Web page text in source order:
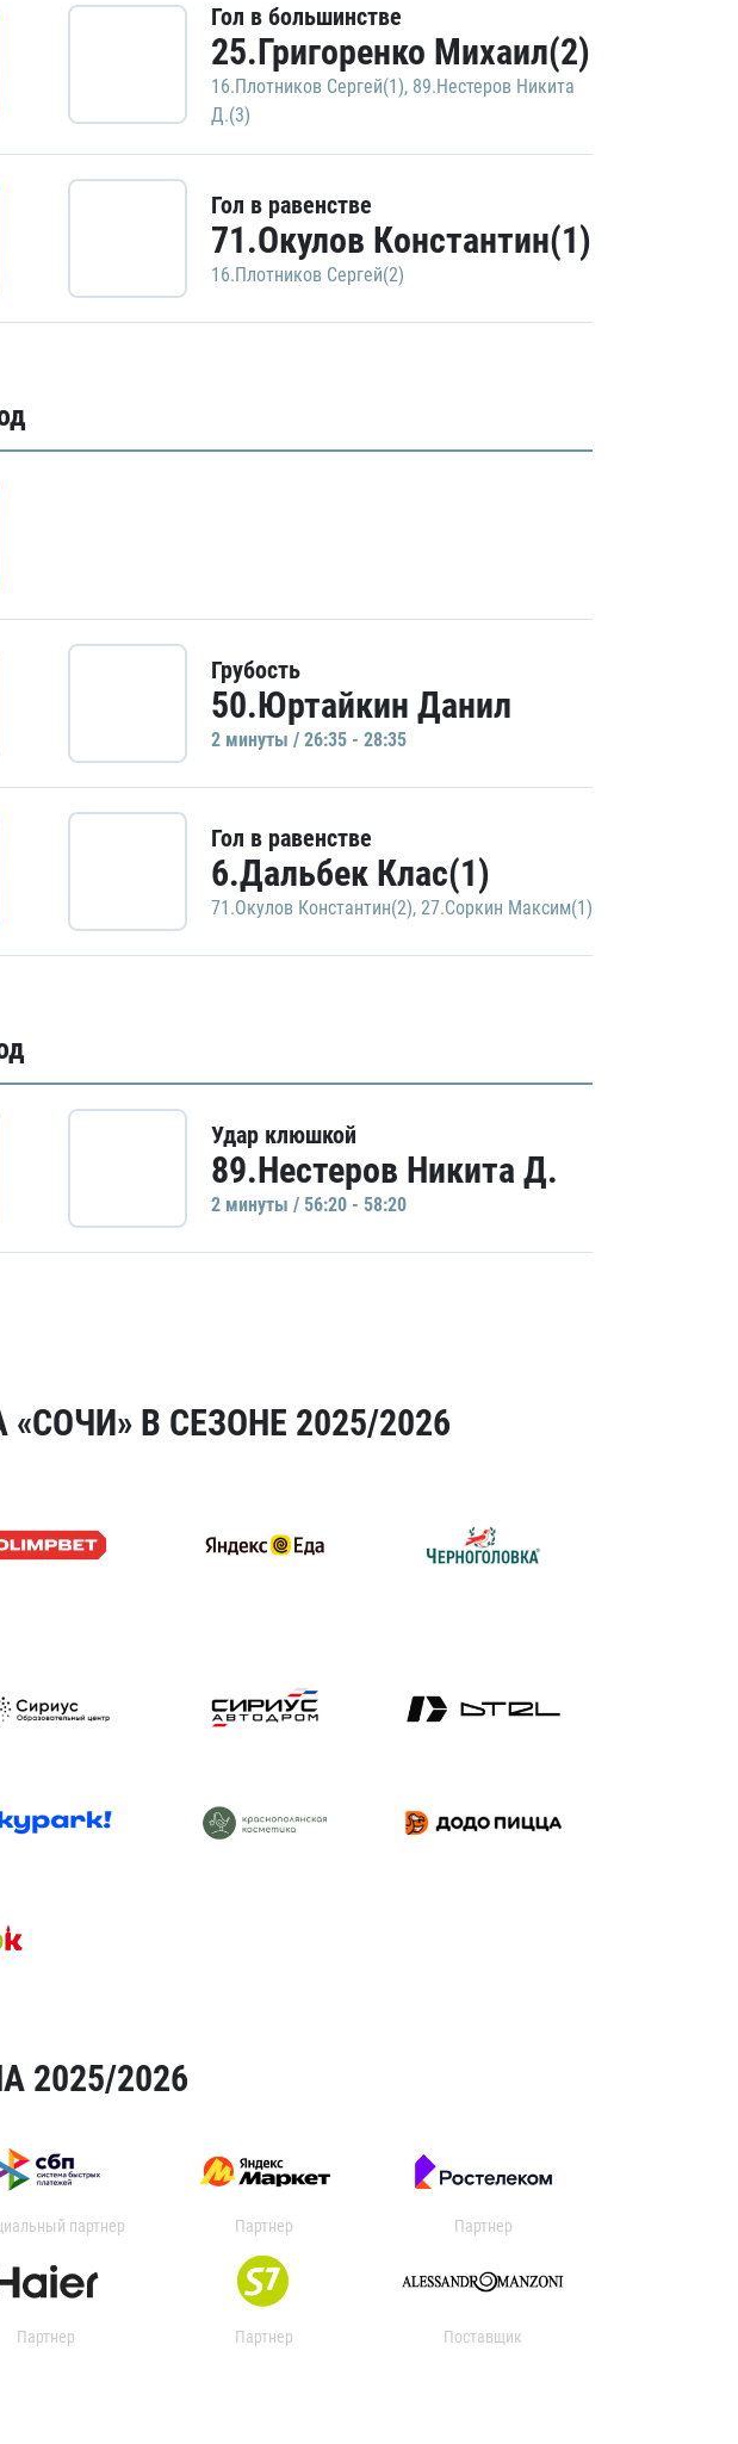
Гол в большинстве
25.Григоренко Михаил(2)
16.Плотников Сергей(1), 89.Нестеров Никита
Д.(3)
Гол в равенстве
71.Окулов Константин(1)
16.Плотников Сергей(2)
Грубость
50.Юртайкин Данил
2 минуты / 26:35 - 28:35
Гол в равенстве
6.Дальбек Клас(1)
71.Окулов Константин(2), 27.Соркин Максим(1)
Удар клюшкой
89.Нестеров Никита Д.
2 минуты / 56:20 - 58:20
В СЕЗОНЕ 2025/2026
2025/2026
партнер Партнер Партнер
Партнер Партнер Поставщик